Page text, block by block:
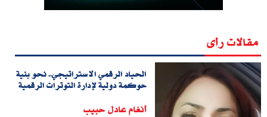
مقالات رأى
الحياد الرقمي الاستراتيجي.. نحو بنية
حوكمة دولية لإدارة التوترات الرقمية
أنغام عادل حبيب